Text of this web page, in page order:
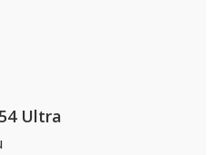
Ultra